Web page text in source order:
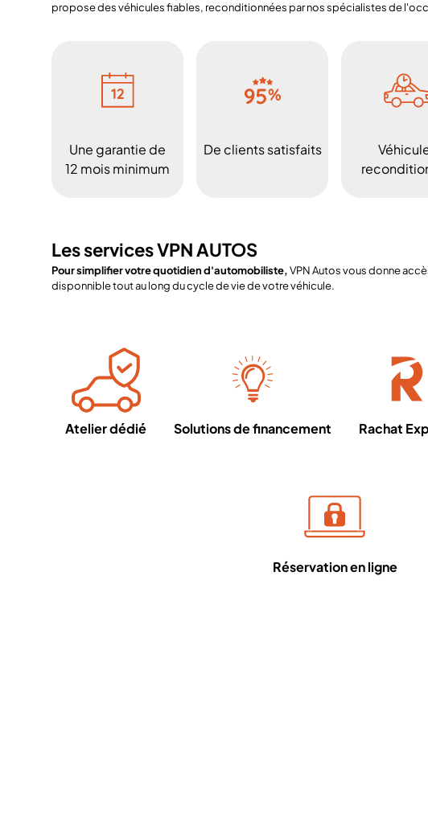
propose des véhicules fiables, reconditionnées par nos spécialistes de
Une garantie de
12 mois minimum
De clients satisfaits
Les services VPN AUTOS
Pour simplifier votre quotidien d'automobiliste,VPN Autos vous donne
disponnible tout au long du cycle de vie de votre véhicule.
Atelier dédié Solutions de financement Rachat
Réservation en ligne